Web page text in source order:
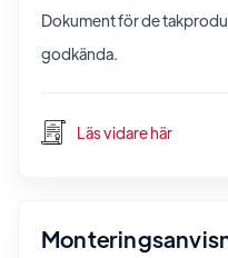
Dokument för de
godkända.
Läs vidare här